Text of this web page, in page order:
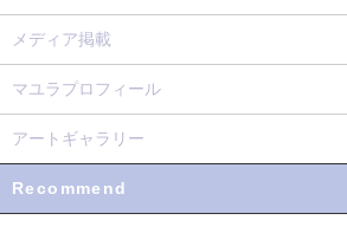
メディア掲載
マユラプロフィール
アートギャラリー
Recommend